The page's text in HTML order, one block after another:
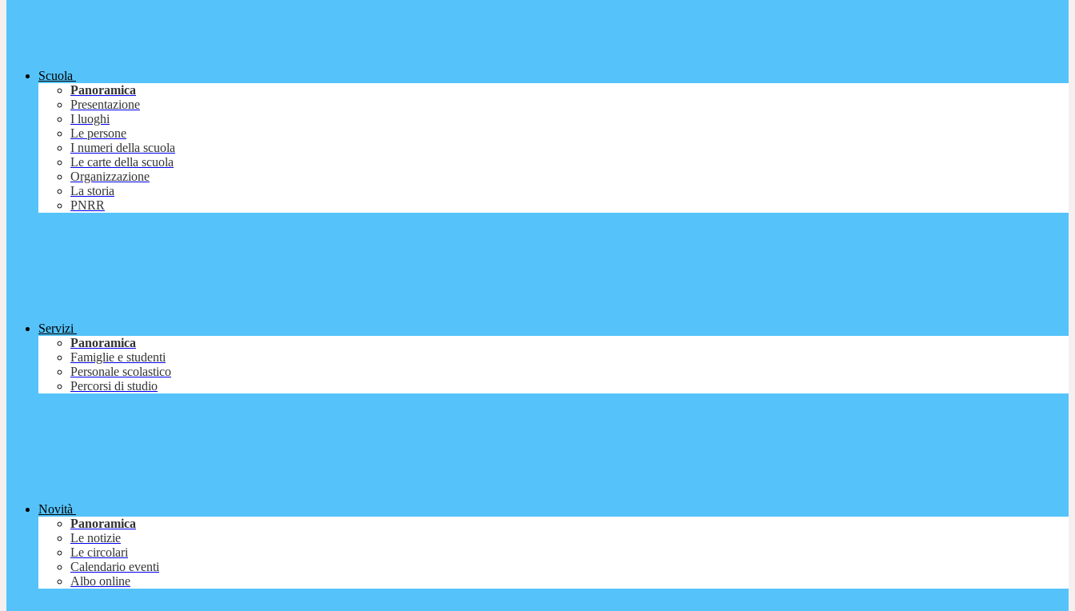
Scuola
Panoramica
Presentazione
I luoghi
Le persone
I numeri della scuola
Le carte della scuola
Organizzazione
La storia
PNRR
Servizi
Panoramica
Famiglie e studenti
Personale scolastico
Percorsi di studio
Novità
Panoramica
Le notizie
Le circolari
Calendario eventi
Albo online